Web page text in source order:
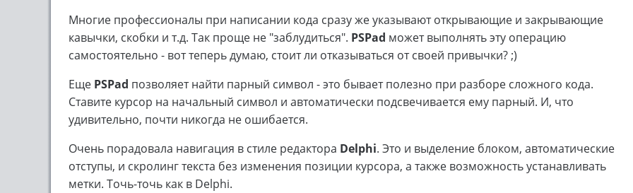
Многие профессионалы при написании кода сразу же указывают открывающие и закрывающие
кавычки, скобки и т.д. Так проще не "заблудиться". PSPad может выполнять эту операцию
самостоятельно - вот теперь думаю, стоит ли отказываться от своей привычки? ;)
Еще PSPad позволяет найти парный символ - это бывает полезно при разборе сложного кода.
Ставите курсор на начальный символ и автоматически подсвечивается ему парный. И, что
удивительно, почти никогда не ошибается.
Очень порадовала навигация в стиле редактора Delphi. Это и выделение блоком, автоматические
отступы, и скролинг текста без изменения позиции курсора, а также возможность устанавливать
метки. Точь-точь как в Delphi.